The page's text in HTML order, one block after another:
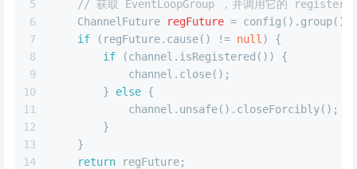
5
6
7
8
9
10
11
12
13
14
// 获取 EventLoopGroup ，并调用它的 register
ChannelFuture
regFuture =
if (regFuture.cause() != null ) {
if (channel.isRegistered()) {
            channel.close();
        }
else {
            channel.unsafe().closeForcibly();
        }
    }
return regFuture;